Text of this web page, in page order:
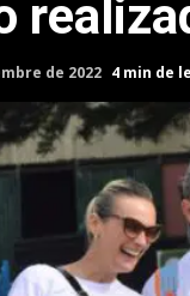
de 2022 4 min de